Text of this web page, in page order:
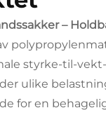
–
styrke-til-
ulike
for en